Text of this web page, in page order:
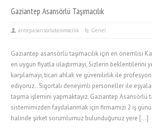
Gaziantep Asansörlü Taşımacılık
antepasansorlutasimacilik Genel
Gaziantep asansörlü taşımacılık için en önemlisi
en uygun fiyatla ulaştırmayı, Sizlerin beklentilerini
karşılamayı, ticari ahlak ve güvenilirlik ile
ediyoruz.. Sigortalı deneyimli personeller ile
taşıma işlemini yapmaktayız. Gaziantep Asansörlü
sistemimizden faydalanmak için firmamızı 2 iş
halinde şirket sorumlumuz bulunduğunuz yere […]